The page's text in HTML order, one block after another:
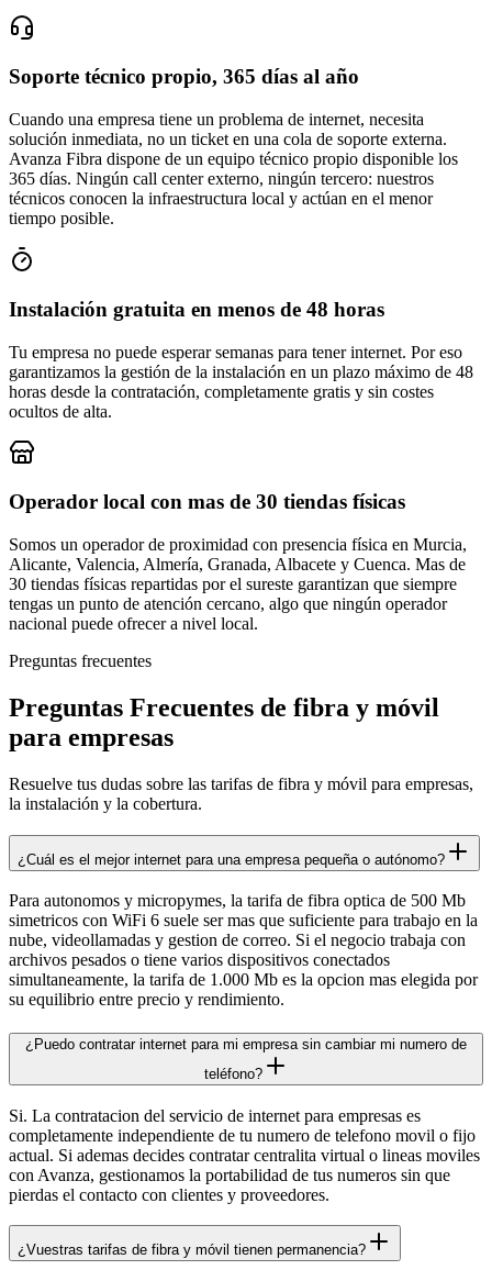
Soporte técnico propio, 365 días al año
Cuando una empresa tiene un problema de internet, necesita
solución inmediata, no un ticket en una cola de soporte externa.
Avanza Fibra dispone de un equipo técnico propio disponible los
365 días. Ningún call center externo, ningún tercero: nuestros
técnicos conocen la infraestructura local y actúan en el menor
tiempo posible.
Instalación gratuita en menos de 48 horas
Tu empresa no puede esperar semanas para tener internet. Por eso
garantizamos la gestión de la instalación en un plazo máximo de 48
horas desde la contratación, completamente gratis y sin costes
ocultos de alta.
Operador local con mas de 30 tiendas físicas
Somos un operador de proximidad con presencia física en Murcia,
Alicante, Valencia, Almería, Granada, Albacete y Cuenca. Mas de
30 tiendas físicas repartidas por el sureste garantizan que siempre
tengas un punto de atención cercano, algo que ningún operador
nacional puede ofrecer a nivel local.
Preguntas frecuentes
Preguntas Frecuentes de fibra y móvil
para empresas
Resuelve tus dudas sobre las tarifas de fibra y móvil para empresas,
la instalación y la cobertura.
¿Cuál es el mejor internet para una empresa pequeña o autónomo?
Para autonomos y micropymes, la tarifa de fibra optica de 500 Mb
simetricos con WiFi 6 suele ser mas que suficiente para trabajo en la
nube, videollamadas y gestion de correo. Si el negocio trabaja con
archivos pesados o tiene varios dispositivos conectados
simultaneamente, la tarifa de 1.000 Mb es la opcion mas elegida por
su equilibrio entre precio y rendimiento.
¿Puedo contratar internet para mi empresa sin cambiar mi numero de
teléfono?
Si. La contratacion del servicio de internet para empresas es
completamente independiente de tu numero de telefono movil o fijo
actual. Si ademas decides contratar centralita virtual o lineas moviles
con Avanza, gestionamos la portabilidad de tus numeros sin que
pierdas el contacto con clientes y proveedores.
¿Vuestras tarifas de fibra y móvil tienen permanencia?